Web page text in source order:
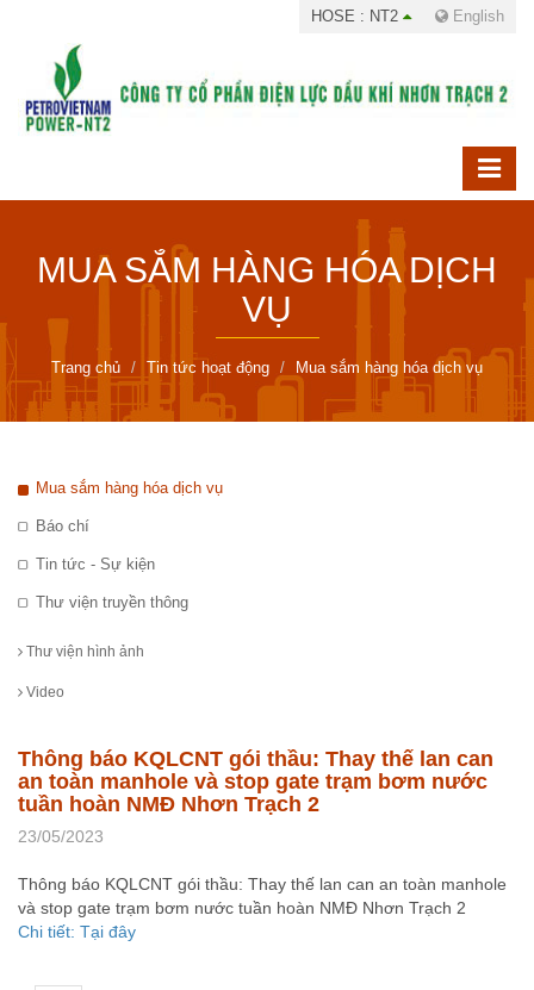
HOSE : NT2 English
MUA SẮM HÀNG HÓA DỊCH
VỤ
Trang chủ Tin tức hoạt động Mua sắm hàng hóa dịch vụ
Mua sắm hàng hóa dịch vụ
Báo chí
Tin tức - Sự kiện
Thư viện truyền thông
Thư viện hình ảnh
Video
Thông báo KQLCNT gói thầu: Thay thế lan can
an toàn manhole và stop gate trạm bơm nước
tuần hoàn NMĐ Nhơn Trạch 2
23/05/2023
Thông báo KQLCNT gói thầu: Thay thế lan can an toàn manhole
và stop gate trạm bơm nước tuần hoàn NMĐ Nhơn Trạch 2
Chi tiết: Tại đây